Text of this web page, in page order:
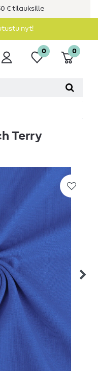
€ tilauksille
nyt!
0 0
Terry